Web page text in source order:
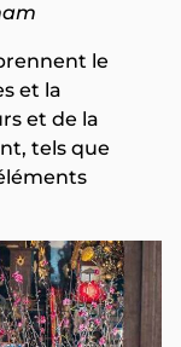
le
et la
et de la
tels que